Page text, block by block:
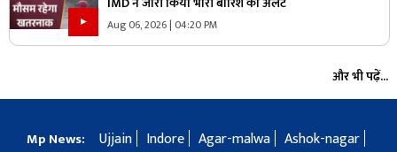
Aug 06, 2026 | 04:20 PM
और भी पढ़ें...
Mp News: Ujjain Indore Agar-malwa Ashok-nagar